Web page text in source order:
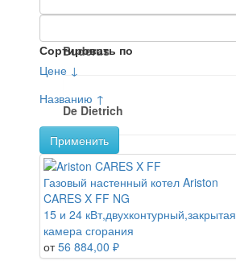
Buderus
De Dietrich
ELCO
HORTEK
Сортировать по
Цене ↓
Названию ↑
Применить
Газовый настенный котел Ariston
CARES X FF NG
15 и 24 кВт,двухконтурный,закрытая
камера сгорания
от 56 884,00 ₽